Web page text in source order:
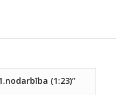
(1:23)”